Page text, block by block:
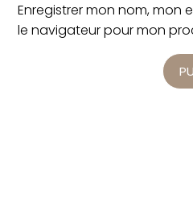
Enregistrer mon nom, mon
le navigateur pour mon